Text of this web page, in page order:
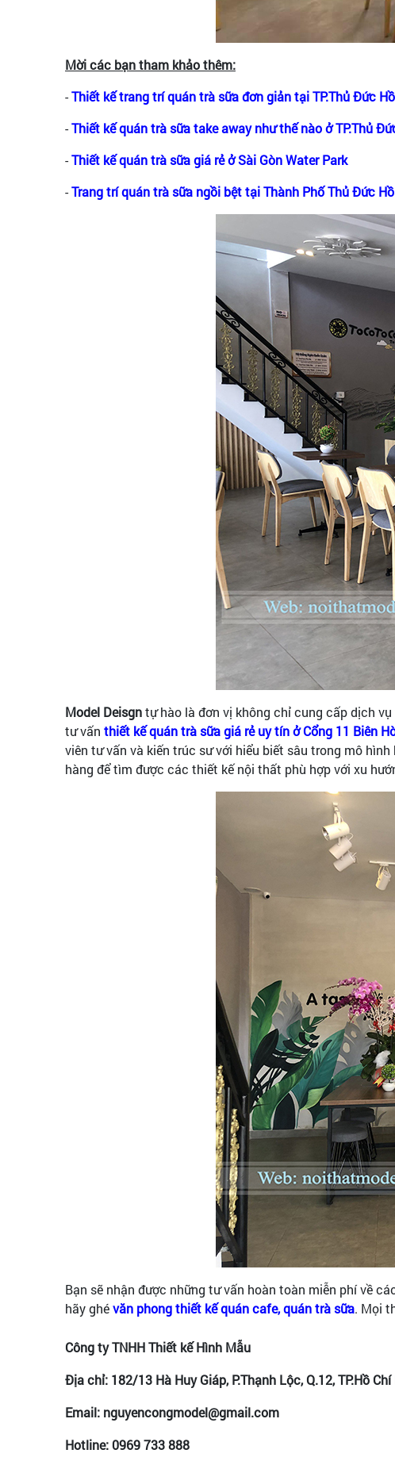
Mời các bạn tham khảo thêm:
-Thiết kế trang trí quán trà sữa đơn giản tại TP.Thủ Đức
-Thiết kế quán trà sữa take away như thế nào ở TP.Thủ
-Thiết kế quán trà sữa giá rẻ ở Sài Gòn Water Park
-Trang trí quán trà sữa ngồi bệt tại Thành Phố Thủ Đức
Model Deisgntự hào là đơn vị không chỉ cung cấp dịch
tư vấn thiết kế quán trà sữa giá rẻ uy tín ở Cổng 11 Biên
viên tư vấn và kiến trúc sư với hiểu biết sâu trong mô
hàng để tìm được các thiết kế nội thất phù hợp với xu
Bạn sẽ nhận được những tư vấn hoàn toàn miễn phí về
hãy ghévăn phong thiết kế quán cafe, quán trà sữa. Mọi
Công ty TNHH Thiết kế Hình Mẫu
Địa chỉ: 182/13 Hà Huy Giáp, P.Thạnh Lộc, Q.12, TP.Hồ
Email: nguyencongmodel@gmail.com
Hotline: 0969 733 888